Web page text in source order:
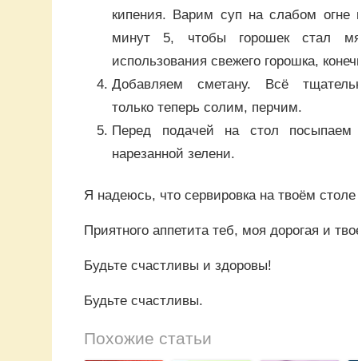
кипения. Варим суп на слабом огне
минут 5, чтобы горошек стал
использования свежего горошка,
Добавляем сметану. Всё
только теперь солим, перчим.
Перед подачей на стол посыпаем
нарезанной зелени.
Я надеюсь, что сервировка на твоём столе
Приятного аппетита теб, моя дорогая и
Будьте счастливы и здоровы!
Будьте счастливы.
Похожие статьи